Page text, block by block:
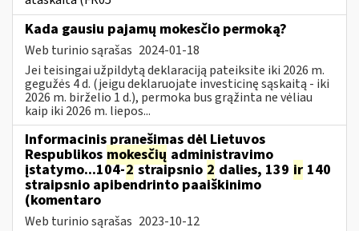
Kada gausiu pajamų mokesčio permoką?
Web turinio sąrašas 2024-01-18
Jei teisingai užpildytą deklaraciją pateiksite iki 2026 m.
gegužės 4 d. (jeigu deklaruojate investicinę sąskaitą - iki
2026 m. birželio 1 d.), permoka bus grąžinta ne vėliau
kaip iki 2026 m. liepos...
Informacinis pranešimas dėl Lietuvos
Respublikos mokesčių administravimo
įstatymo...104-2straipsnio 2 dalies, 139 ir 140
straipsnio apibendrinto paaiškinimo
(komentaro
Web turinio sąrašas 2023-10-12